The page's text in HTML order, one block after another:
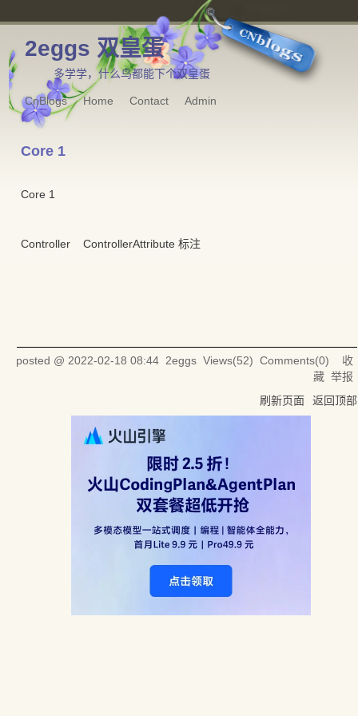
2eggs 双皇蛋
多学学，什么鸟都能下个双皇蛋
CnBlogs Home Contact Admin
Core 1
Core 1
Controller ControllerAttribute 标注
posted @ 2022-02-18 08:44 2eggsViews(52) Comments(0) 收
藏 举报
刷新页面
返回顶部